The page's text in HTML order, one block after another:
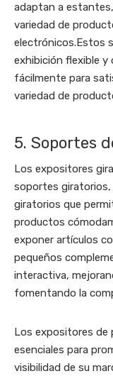
adaptan a
variedad de
electrónicos.Estos
exhibición flexible y
fácilmente para
variedad de
5. Soportes
Los expositores
soportes giratorios,
giratorios que
productos
exponer artículos
pequeños
interactiva,
fomentando la
Los expositores de
esenciales para
visibilidad de su